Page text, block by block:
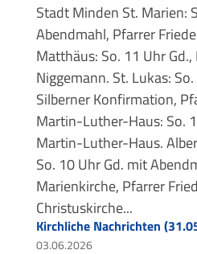
Stadt Minden St. Marien:
Abendmahl, Pfarrer
Matthäus: So. 11 Uhr
Niggemann. St. Lukas:
Silberner Konfirmation,
Martin-Luther-Haus: So.
Martin-Luther-Haus.
So. 10 Uhr Gd. mit
Marienkirche, Pfarrer
Christuskirche...
Kirchliche Nachrichten
03.06.2026